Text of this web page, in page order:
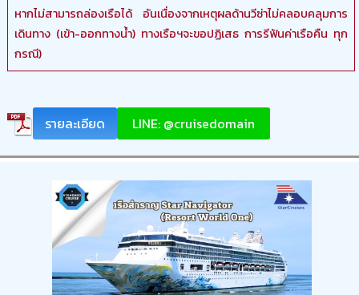
หากไม่สามารถล่องเรือได้ อันเนื่องจากเหตุผลด้านวีซ่าไม่คลอบคลุมการ
เดินทาง (เข้า-ออกทางน้ำ) ทางเรือฯจะขอปฏิเสธ การรีฟันค่าเรือคืน ทุก
กรณี)
รายละเอียด LINE: @cruisedomain